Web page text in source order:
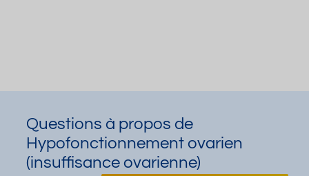
Questions à propos de
Hypofonctionnement ovarien
(insuffisance ovarienne)